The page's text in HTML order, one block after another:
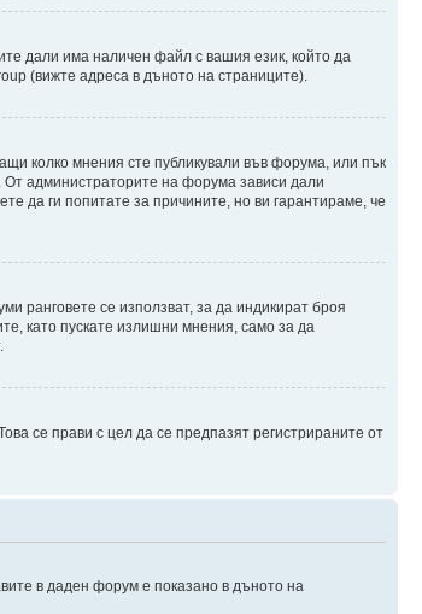
дали има наличен файл с вашия език, който да
(вижте адреса в дъното на страниците).
колко мнения сте публикували във форума, или пък
От администраторите на форума зависи дали
да ги попитате за причините, но ви гарантираме, че
ранговете се използват, за да индикират броя
като пускате излишни мнения, само за да
се прави с цел да се предпазят регистрираните от
в даден форум е показано в дъното на